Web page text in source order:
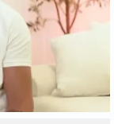
ההורים
ואישרו את
החולים תל
שיבא. עד
בגופו של אהרן
שיתוק כפול.